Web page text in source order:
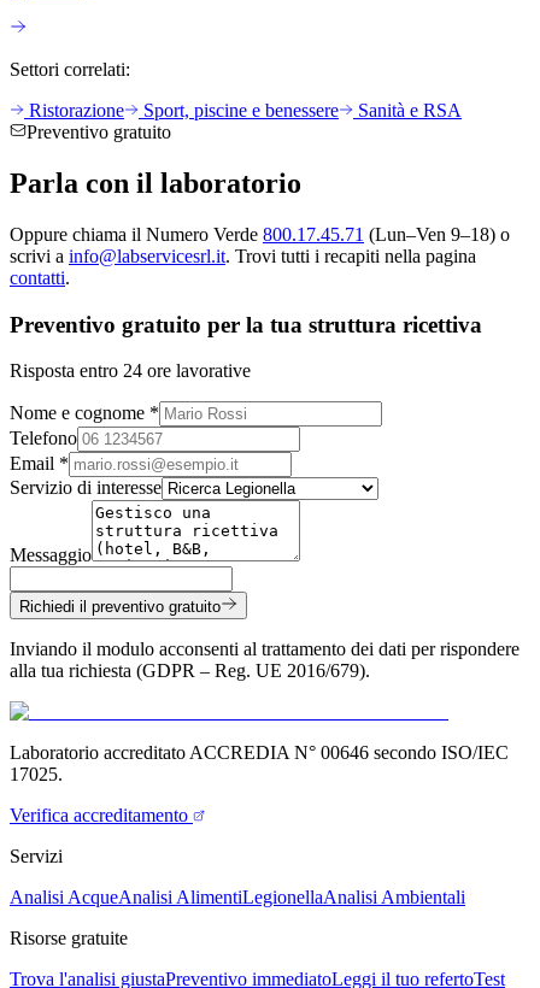
Settori correlati:
Ristorazione
Sport, piscine e benessere
Sanità e RSA
Preventivo gratuito
Parla con il laboratorio
Oppure chiama il Numero Verde 800.17.45.71 (Lun–Ven 9–18) o
scrivi a info@labservicesrl.it. Trovi tutti i recapiti nella pagina
contatti.
Preventivo gratuito per la tua struttura ricettiva
Risposta entro 24 ore lavorative
Nome e cognome *
Telefono
Email *
Servizio di interesse
Messaggio
Richiedi il preventivo gratuito
Inviando il modulo acconsenti al trattamento dei dati per rispondere
alla tua richiesta (GDPR – Reg. UE 2016/679).
Laboratorio accreditato ACCREDIA N° 00646 secondo ISO/IEC
17025.
Verifica accreditamento
Servizi
Analisi AcqueAnalisi AlimentiLegionellaAnalisi Ambientali
Risorse gratuite
Trova l'analisi giustaPreventivo immediatoLeggi il tuo refertoTest